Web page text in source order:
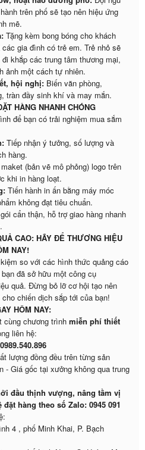
trên phố sẽ tạo nên hiệu ứng
mẽ.
Tặng kèm bong bóng cho khách
gia đình có trẻ em. Trẻ nhỏ sẽ
khắp các trung tâm thương mại,
ảnh một cách tự nhiên.
hội nghị: Biến văn phòng,
tràn đầy sinh khí và may mắn.
HÀNG NHANH CHÓNG
để bạn có trải nghiệm mua sắm
Tiếp nhận ý tưởng, số lượng và
hàng.
(bản vẽ mô phỏng) logo trên
khi in hàng loạt.
Tiến hành in ấn bằng máy móc
không đạt tiêu chuẩn.
cẩn thận, hỗ trợ giao hàng nhanh
CAO: HÃY ĐỂ THƯƠNG HIỆU
NAY!
so với các hình thức quảng cáo
đã sở hữu một công cụ
quả. Đừng bỏ lỡ cơ hội tạo nên
chiến dịch sắp tới của bạn!
HÔM NAY:
cùng chương trình miễn phí thiết
liên hệ:
0989.540.896
lượng đồng đều trên từng sản
- Giá gốc tại xưởng không qua trung
đầu thịnh vượng, nâng tầm vị
đặt hàng theo số Zalo: 0945 091
4 , phố Minh Khai, P. Bạch